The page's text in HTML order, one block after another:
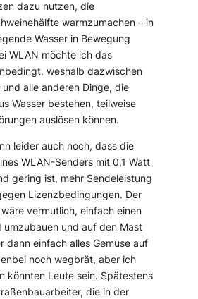
dazu nutzen, die
warmzumachen – in
Wasser in Bewegung
WLAN möchte ich das
weshalb dazwischen
und alle anderen Dinge, die
Wasser bestehen, teilweise
auslösen können.
leider auch noch, dass die
WLAN-Senders mit 0,1 Watt
gering ist, mehr Sendeleistung
Lizenzbedingungen. Der
vermutlich, einfach einen
umzubauen und auf den Mast
dann einfach alles Gemüse auf
noch wegbrät, aber ich
könnten Leute sein. Spätestens
die in der